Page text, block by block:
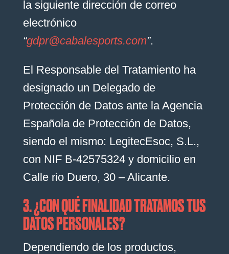
la siguiente dirección de correo
electrónico
“gdpr@cabalesports.com”.
El Responsable del Tratamiento ha
designado un Delegado de
Protección de Datos ante la Agencia
Española de Protección de Datos,
siendo el mismo: LegitecEsoc, S.L.,
con NIF B-42575324 y domicilio en
Calle rio Duero, 30 – Alicante.
3. ¿CON QUÉ FINALIDAD TRATAMOS TUS
DATOS PERSONALES?
Dependiendo de los productos,